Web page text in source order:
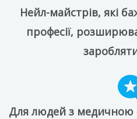
Нейл-майстрів, які
професії,
Для людей з медичною